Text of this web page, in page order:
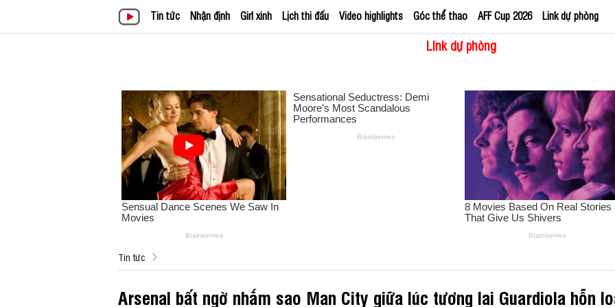
Tin tức Nhận định Girl xinh Lịch thi đấu Video highlights Góc thể thao AFF Cup 2026 Link dự phòng
Link dự phòng
Tin tức
Arsenal bất ngờ nhắm sao Man City giữa lúc tương lai Guardiola hỗn